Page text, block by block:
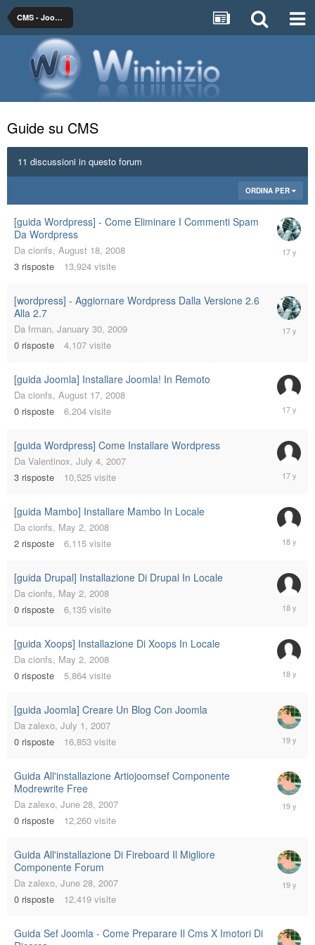
CMS - Joomla, WordPress ed Invision
Guide su CMS
11 discussioni in questo forum
ORDINA PER
[guida Wordpress] - Come Eliminare I Commenti Spam
Da Wordpress
Da cionfs, August 18, 2008
3 risposte 13,924 visite
February
5,
[wordpress] - Aggiornare Wordpress Dalla Versione 2.6
Alla 2.7
Da frman, January 30, 2009
0 risposte 4,107 visite
January
30,
[guida Joomla] Installare Joomla! In Remoto
Da cionfs, August 17, 2008
0 risposte 6,204 visite
August
17,
[guida Wordpress] Come Installare Wordpress
Da Valentinox, July 4, 2007
3 risposte 10,525 visite
August
17,
[guida Mambo] Installare Mambo In Locale
Da cionfs, May 2, 2008
2 risposte 6,115 visite
May
2,
[guida Drupal] Installazione Di Drupal In Locale
Da cionfs, May 2, 2008
0 risposte 6,135 visite
May
2,
[guida Xoops] Installazione Di Xoops In Locale
Da cionfs, May 2, 2008
0 risposte 5,864 visite
May
2,
[guida Joomla] Creare Un Blog Con Joomla
Da zalexo, July 1, 2007
0 risposte 16,853 visite
July
1,
Guida All'installazione Artiojoomsef Componente
Modrewrite Free
Da zalexo, June 28, 2007
0 risposte 12,260 visite
June
28,
Guida All'installazione Di Fireboard Il Migliore
Componente Forum
Da zalexo, June 28, 2007
0 risposte 12,419 visite
June
28,
Guida Sef Joomla - Come Preparare Il Cms X Imotori Di